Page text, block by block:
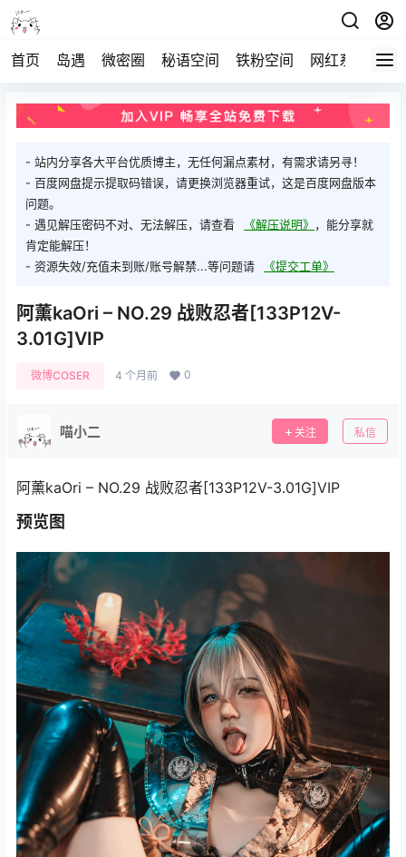
首页 岛遇 微密圈 秘语空间 铁粉空间 网红系列 打
- 站内分享各大平台优质博主，无任何漏点素材，有需求请另寻！
- 百度网盘提示提取码错误，请更换浏览器重试，这是百度网盘版本
问题。
- 遇见解压密码不对、无法解压，请查看
《解压说明》 ，能分享就
肯定能解压！
- 资源失效/充值未到账/账号解禁...等问题请
《提交工单》
阿薰kaOri – NO.29 战败忍者[133P12V-
3.01G]VIP
微博COSER 4 个月前 0
喵小二 关注 私信
阿薰kaOri – NO.29 战败忍者[133P12V-3.01G]VIP
预览图